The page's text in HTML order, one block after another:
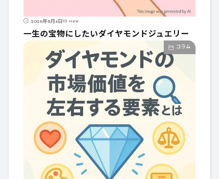
2026年8月4日10 view
一生の宝物にしたいダイヤモンドジュエリー
コラム